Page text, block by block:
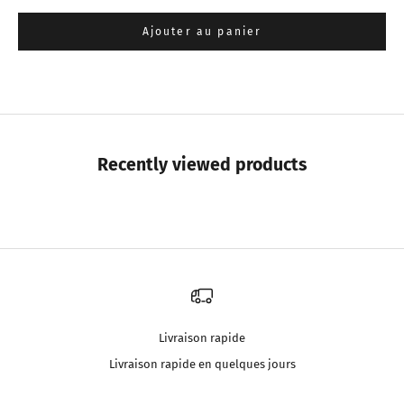
Ajouter au panier
Recently viewed products
Livraison rapide
Livraison rapide en quelques jours